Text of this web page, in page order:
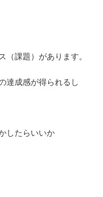
（課題）があります。
達成感が得られるし
したらいいか